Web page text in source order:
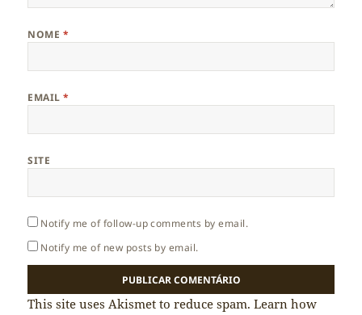
NOME *
EMAIL*
SITE
Notify me of follow-up comments by email.
Notify me of new posts by email.
This site uses Akismet to reduce spam.Learn how